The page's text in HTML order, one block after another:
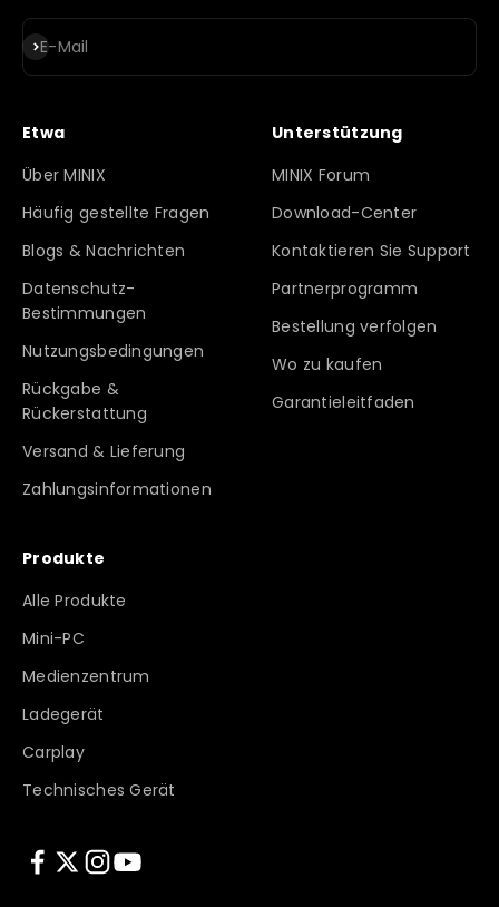
E-Mail
Abonnieren
Etwa
Über MINIX
Häufig gestellte Fragen
Blogs & Nachrichten
Datenschutz-
Bestimmungen
Nutzungsbedingungen
Rückgabe &
Rückerstattung
Versand & Lieferung
Zahlungsinformationen
Unterstützung
MINIX Forum
Download-Center
Kontaktieren Sie Support
Partnerprogramm
Bestellung verfolgen
Wo zu kaufen
Garantieleitfaden
Produkte
Alle Produkte
Mini-PC
Medienzentrum
Ladegerät
Carplay
Technisches Gerät